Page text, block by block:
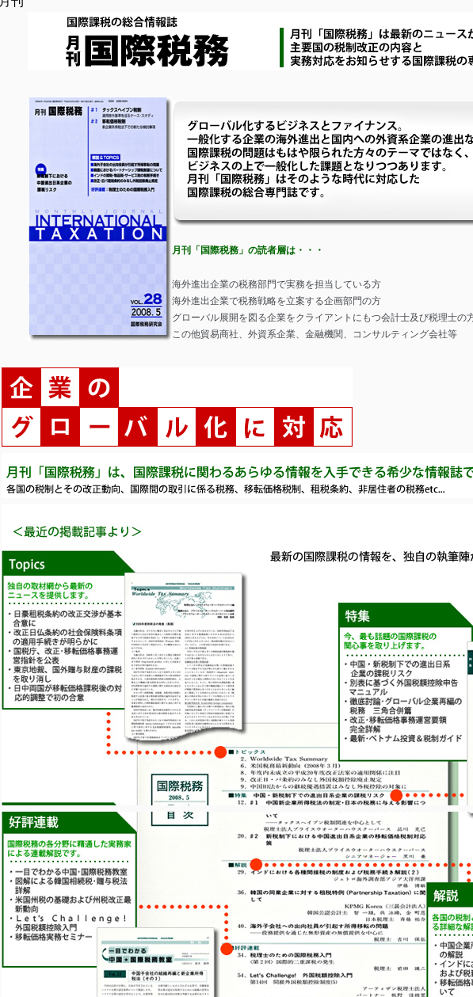
月刊「国際税務」の読者層は・・・
海外進出企業の税務部門で実務を担当している方
海外進出企業で税務戦略を立案する企画部門の方
グローバル展開を図る企業をクライアントにもつ会計士及び税理士の
この他貿易商社、外資系企業、金融機関、コンサルティング会社等